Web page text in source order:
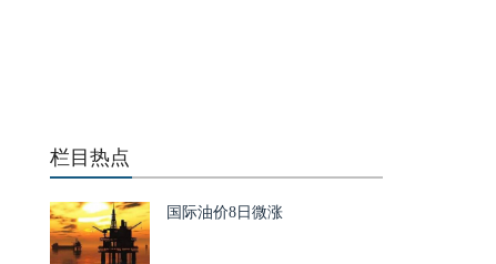
栏目热点
国际油价8日微涨